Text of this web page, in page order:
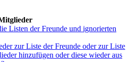
Listen der Freunde und ignorierten
zur Liste der Freunde oder zur Liste
hinzufügen oder diese wieder aus